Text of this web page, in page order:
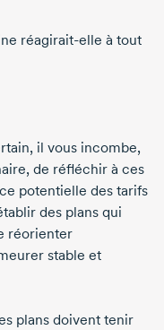
réagirait-elle à tout
il vous incombe,
de réfléchir à ces
potentielle des tarifs
des plans qui
réorienter
stable et
plans doivent tenir